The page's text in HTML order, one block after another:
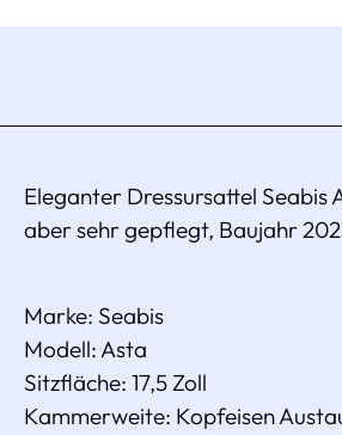
Eleganter Dressursattel Seabis
aber sehr gepflegt, Baujahr
Marke: Seabis
Modell: Asta
Sitzfläche: 17,5 Zoll
Kammerweite: Kopfeisen